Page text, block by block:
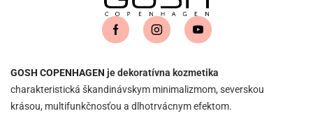
GOSH COPENHAGEN je dekoratívna kozmetika
charakteristická škandinávskym minimalizmom, severskou
krásou, multifunkčnosťou a dlhotrvácnym efektom.